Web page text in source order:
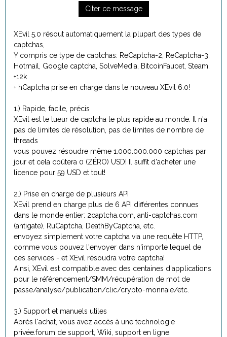
Citer ce message
XEvil 5.0 résout automatiquement la plupart des types de
captchas,
Y compris ce type de captchas: ReCaptcha-2, ReCaptcha-3,
Hotmail, Google captcha, SolveMedia, BitcoinFaucet, Steam,
+12k
+ hCaptcha prise en charge dans le nouveau XEvil 6.0!
1.) Rapide, facile, précis
XEvil est le tueur de captcha le plus rapide au monde. Il n'a
pas de limites de résolution, pas de limites de nombre de
threads
vous pouvez résoudre même 1.000.000.000 captchas par
jour et cela coûtera 0 (ZÉRO) USD! Il suffit d'acheter une
licence pour 59 USD et tout!
2.) Prise en charge de plusieurs API
XEvil prend en charge plus de 6 API différentes connues
dans le monde entier: 2captcha.com, anti-captchas.com
(antigate), RuCaptcha, DeathByCaptcha, etc.
envoyez simplement votre captcha via une requête HTTP,
comme vous pouvez l'envoyer dans n'importe lequel de
ces services - et XEvil résoudra votre captcha!
Ainsi, XEvil est compatible avec des centaines d'applications
pour le référencement/SMM/récupération de mot de
passe/analyse/publication/clic/crypto-monnaie/etc.
3.) Support et manuels utiles
Après l'achat, vous avez accès à une technologie
privée.forum de support, Wiki, support en ligne